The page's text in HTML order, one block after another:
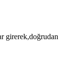
girerek,doğrudan